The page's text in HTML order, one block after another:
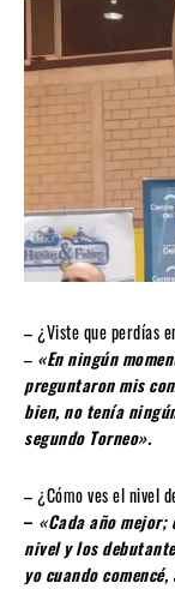
– ¿Viste que perdías
– «En ningún
preguntaron mis
bien, no tenía
segundo Torneo».
– ¿Cómo ves el nivel
– «Cada año mejor;
nivel y los
yo cuando